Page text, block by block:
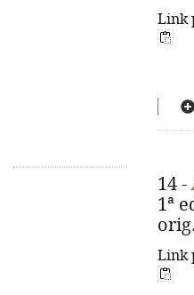
Link
14 -
1ª
Link